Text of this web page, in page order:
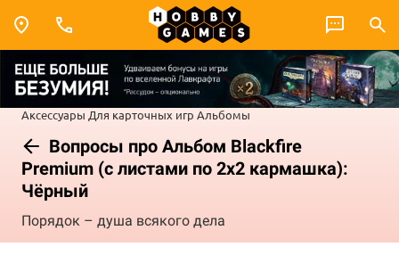
Аксессуары Для карточных игр Альбомы
Вопросы про Альбом Blackfire
Premium (с листами по 2x2 кармашка):
Чёрный
Порядок – душа всякого дела